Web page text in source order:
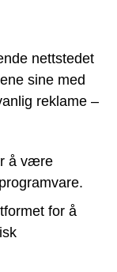
nettstedet
sine med
reklame –
å være
for å